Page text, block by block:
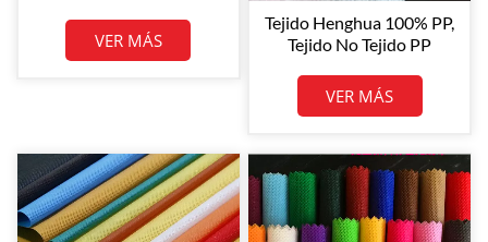
Tejida Notex PP
VER MÁS
Tejido Henghua 100% PP,
Tejido No Tejido PP
Tejido De Polipropileno
Spunbonded
VER MÁS